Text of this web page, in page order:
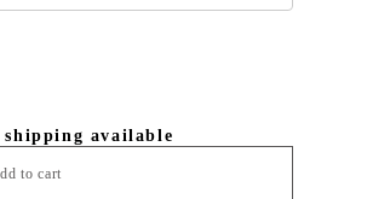
available
to cart